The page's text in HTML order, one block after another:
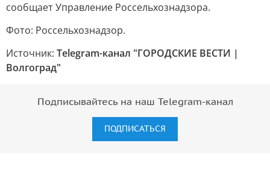
сообщает Управление Россельхознадзора.
Фото: Россельхознадзор.
Источник: Telegram-канал "ГОРОДСКИЕ ВЕСТИ |
Волгоград"
Подписывайтесь на наш Telegram-канал
ПОДПИСАТЬСЯ